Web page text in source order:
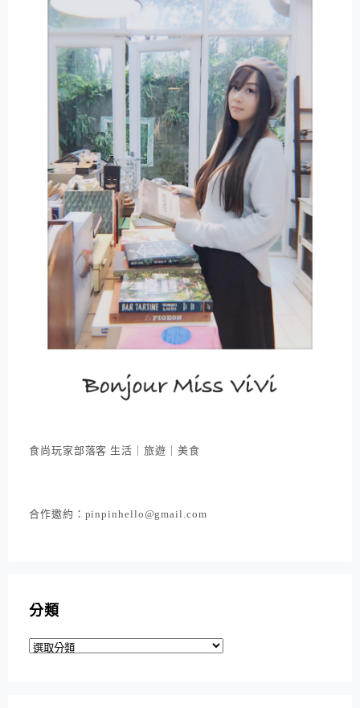
食尚玩家部落客 生活｜旅遊｜美食
合作邀約：pinpinhello@gmail.com
分類
分